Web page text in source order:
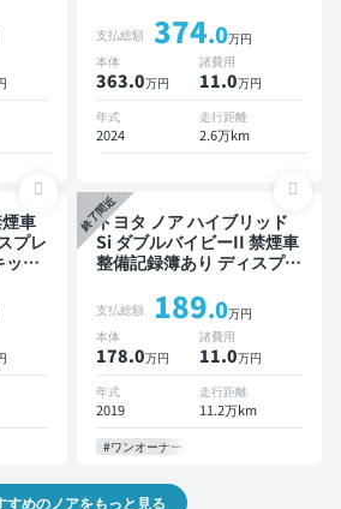
ニ
ド
クルーズ 3列シート スマー
トキー ETC バックモニタ
ー ドライブレコーダー 衝
突軽減 両側電動スライドド
ア 7人乗り
支払総額 374.0万円
本体
363.0万円
諸費用
11.0万円
年式
2024
走行距離
2.6万km
車
プレ
ット
突
ア
終了間近
トヨタ ノア ハイブリッド
Si ダブルバイビーII 禁煙車
整備記録簿あり ディスプレ
あり TV 後席モニター オー
トクルーズ 3列シート スマ
ートキー ETC バックモニ
ター 衝突軽減 両側電動ス
ライドドア 7人乗り
支払総額 189.0万円
本体
178.0万円
諸費用
11.0万円
年式
2019
走行距離
11.2万km
#ワンオーナー
すめのノアをもっと見る